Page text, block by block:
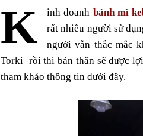
K inh doanh bánh mì
rất nhiều người sử
người vẫn thắc mắc
Torki  rồi thì bản thân sẽ được
tham khảo thông tin dưới đây.